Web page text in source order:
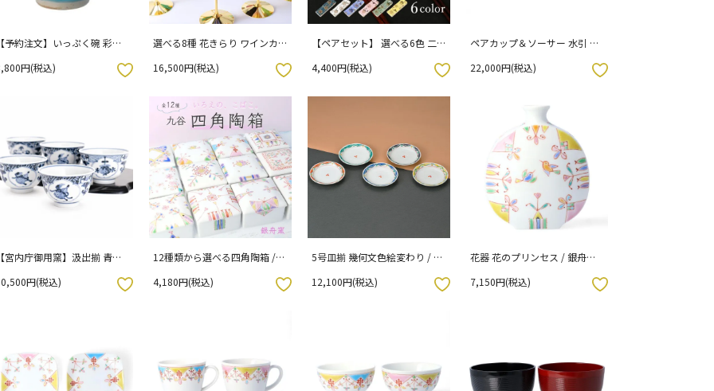
【予約注文】いっぷく碗 彩日
円(税込)
選べる8種 花きらり ワインカ
16,500円(税込)
お気に入りボタン
【ペアセット】 選べる6色 二
双鳩窯
4,400円(税込)
お気に入りボタン
ペアカップ＆ソーサー 水引 結
22,000円(税込)
お気に入りボタン
【宮内庁御用窯】汲出揃 青華
ット円(税込)
12種類から選べる四角陶箱 /
4,180円(税込)
お気に入りボタン
5号皿揃 幾何文色絵変わり / 前
12,100円(税込)
お気に入りボタン
花器 花のプリンセス / 銀舟窯
7,150円(税込)
お気に入りボタン